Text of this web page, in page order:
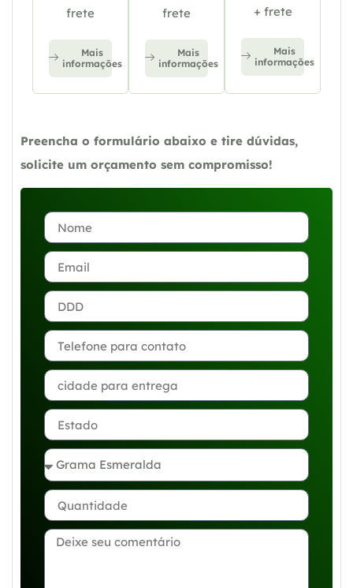
frete
Mais
informações
frete
Mais
informações
+ frete
Mais
informações
Preencha o formulário abaixo e tire dúvidas,
solicite um orçamento sem compromisso!